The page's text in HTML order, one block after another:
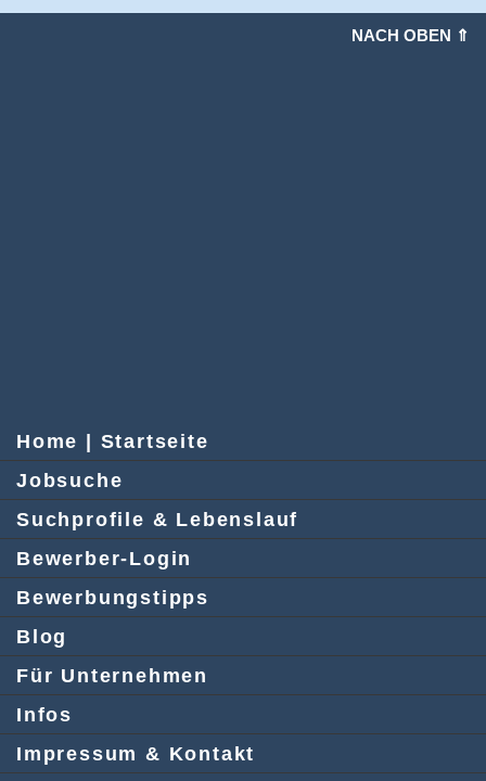
NACH OBEN ⇑
Home | Startseite
Jobsuche
Suchprofile & Lebenslauf
Bewerber-Login
Bewerbungstipps
Blog
Für Unternehmen
Infos
Impressum & Kontakt